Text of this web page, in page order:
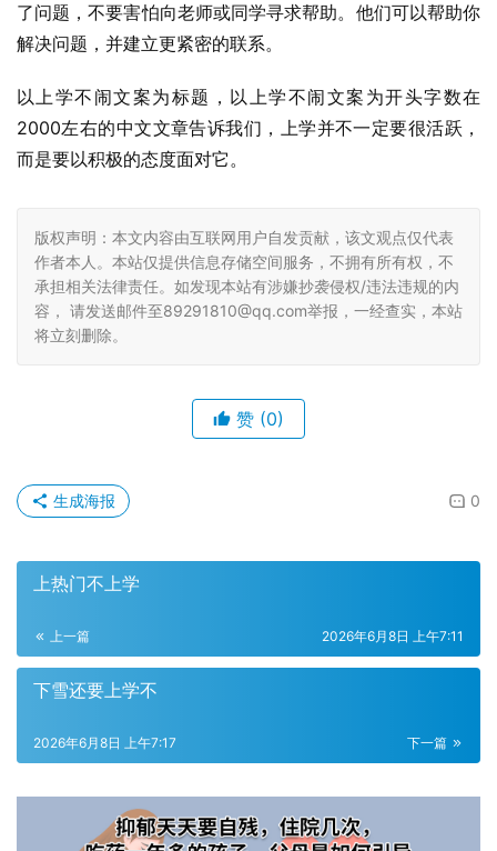
了问题，不要害怕向老师或同学寻求帮助。他们可以帮助你
解决问题，并建立更紧密的联系。
以上学不闹文案为标题，以上学不闹文案为开头字数在
2000左右的中文文章告诉我们，上学并不一定要很活跃，
而是要以积极的态度面对它。
版权声明：本文内容由互联网用户自发贡献，该文观点仅代表
作者本人。本站仅提供信息存储空间服务，不拥有所有权，不
承担相关法律责任。如发现本站有涉嫌抄袭侵权/违法违规的内
容， 请发送邮件至89291810@qq.com举报，一经查实，本站
将立刻删除。
赞 (0)
0
生成海报
上热门不上学
上一篇 2026年6月8日 上午7:11
下雪还要上学不
下一篇
2026年6月8日 上午7:17